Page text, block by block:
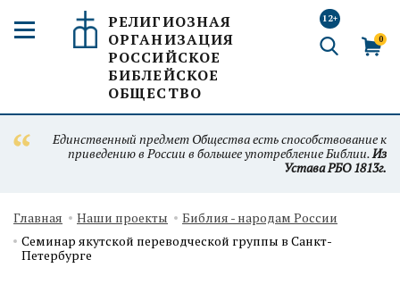
РЕЛИГИОЗНАЯ
ОРГАНИЗАЦИЯ
РОССИЙСКОЕ
БИБЛЕЙСКОЕ
ОБЩЕСТВО
12+
0
Единственный предмет Общества есть способствование к
приведению в России в большее употребление Библии.Из
Устава РБО 1813г.
Главная Наши проекты
Библия - народам России
Семинар якутской переводческой группы в Санкт-
Петербурге